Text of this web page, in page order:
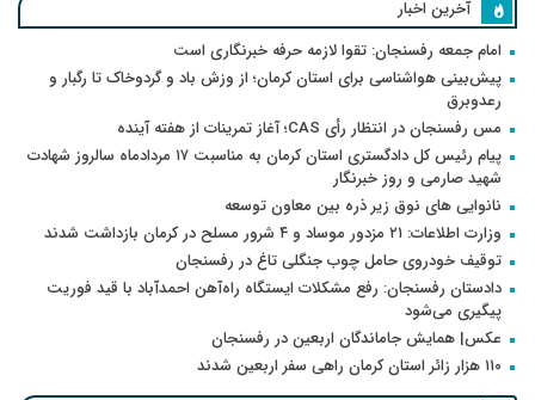
آخرین اخبار
امام جمعه رفسنجان: تقوا لازمه حرفه خبرنگاری است
پیش‌بینی هواشناسی برای استان کرمان؛ از وزش باد و گردوخاک تا رگبار و
رعدوبرق
مس رفسنجان در انتظار رأی CAS؛ آغاز تمرینات از هفته آینده
پیام رئیس کل دادگستری استان کرمان به مناسبت ۱۷ مردادماه سالروز شهادت
شهید صارمی و روز خبرنگار
نانوایی های نوق زیر ذره بین معاون توسعه
وزارت اطلاعات: ۲۱ مزدور موساد و ۴ شرور مسلح در کرمان بازداشت شدند
توقیف خودروی حامل چوب جنگلی تاغ در رفسنجان
دادستان رفسنجان: رفع مشکلات ایستگاه راه‌آهن احمدآباد با قید فوریت
پیگیری می‌شود
عکس| همایش جاماندگان اربعین در رفسنجان
۱۱۰ هزار زائر استان کرمان راهی سفر اربعین شدند